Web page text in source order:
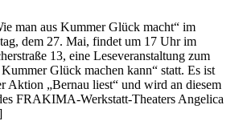
man aus Kummer Glück macht“ im
dem 27. Mai, findet um 17 Uhr im
13, eine Leseveranstaltung zum
Glück machen kann“ statt. Es ist
Aktion „Bernau liest“ und wird an diesem
FRAKIMA-Werkstatt-Theaters Angelica